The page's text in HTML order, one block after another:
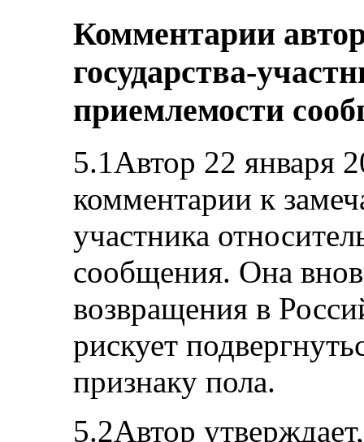
Комментарии
государства-
приемлемости
5.1Автор 22 января
комментарии к
участника
сообщения. Она
возвращения в
рискует
признаку пола.
5.2Автор